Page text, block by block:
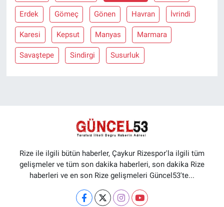
Erdek Gömeç Gönen Havran İvrindi
Karesi Kepsut Manyas Marmara
Savaştepe Sindirgi Susurluk
Rize ile ilgili bütün haberler, Çaykur Rizespor'la ilgili tüm
gelişmeler ve tüm son dakika haberleri, son dakika Rize
haberleri ve en son Rize gelişmeleri Güncel53'te...